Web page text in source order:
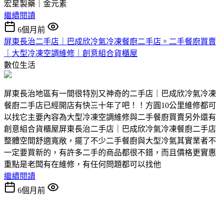
宏星製藥｜金元素
繼續閱讀
6個月前
屏東長治二手店｜巴成欣冷氣冷凍餐廚二手店。二手餐廚買賣
｜大型冷凍空調維修｜創意組合貨櫃屋
數位生活
屏東長治地區有一間很特別又神奇的二手店｜巴成欣冷氣冷凍
餐廚二手店已經開店有快三十年了吧！！方圓10公里維修都可
以找它主要內容為大型冷凍空調維修與二手餐廚買賣另外還有
創意組合貨櫃屋屏東長治二手店｜巴成欣冷氣冷凍餐廚二手店
整體空間舒適寬敞，擺了不少二手餐廚與大型冷氣其實業者不
一定要買新的，有許多二手的商品都很不錯，而且價格更實惠
重點是老闆有在維修，有任何問題都可以找他
繼續閱讀
6個月前